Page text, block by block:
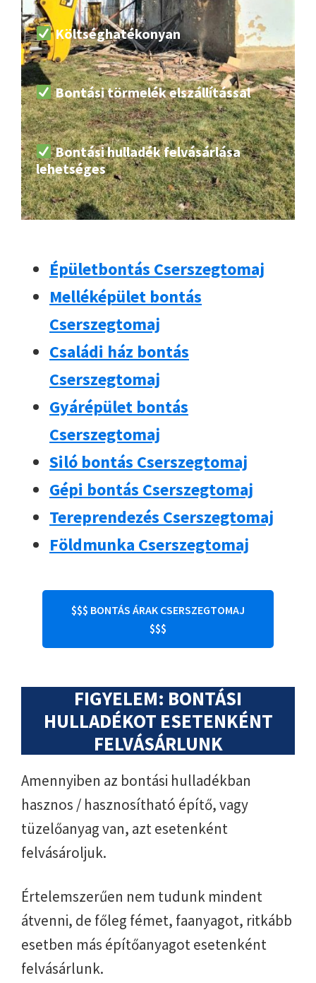
Költséghatékonyan
Bontási törmelék elszállítással
Bontási hulladék felvásárlása
lehetséges
Épületbontás Cserszegtomaj
Melléképület bontás
Cserszegtomaj
Családi ház bontás
Cserszegtomaj
Gyárépület bontás
Cserszegtomaj
Siló bontás Cserszegtomaj
Gépi bontás Cserszegtomaj
Tereprendezés Cserszegtomaj
Földmunka Cserszegtomaj
$$$ BONTÁS ÁRAK CSERSZEGTOMAJ
$$$
FIGYELEM: BONTÁSI
HULLADÉKOT ESETENKÉNT
FELVÁSÁRLUNK
Amennyiben az bontási hulladékban
hasznos / hasznosítható építő, vagy
tüzelőanyag van, azt esetenként
felvásároljuk.
Értelemszerűen nem tudunk mindent
átvenni, de főleg fémet, faanyagot, ritkább
esetben más építőanyagot esetenként
felvásárlunk.